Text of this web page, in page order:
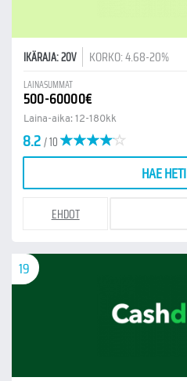
IKÄRAJA: 20V KORKO: 4.68-20%
LAINASUMMAT
500-60000€
Laina-aika: 12-180kk
8.2/ 10
HAE HETI
EHDOT
19